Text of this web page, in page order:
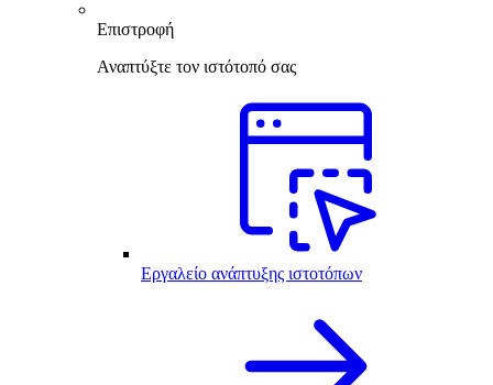
Επιστροφή
Αναπτύξτε τον ιστότοπό σας
Εργαλείο ανάπτυξης ιστοτόπων